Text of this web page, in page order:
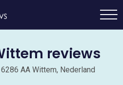
reviews
AA Wittem, Nederland